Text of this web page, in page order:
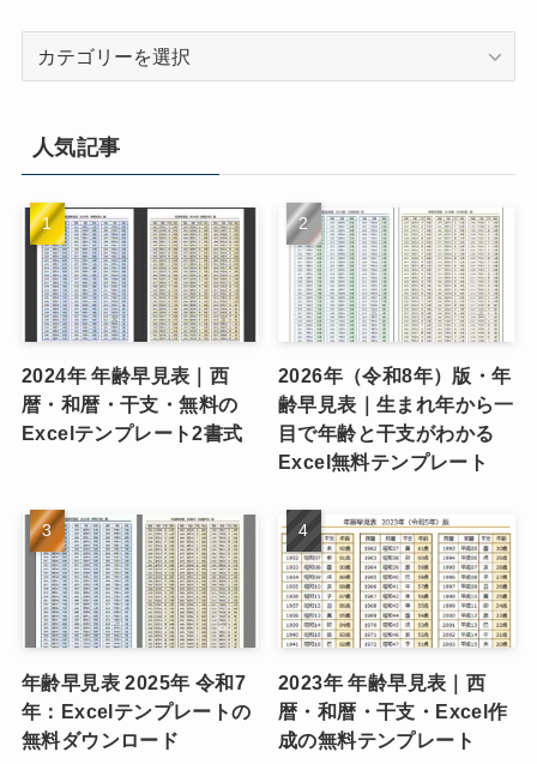
ー
人気記事
2024年 年齢早見表｜西
暦・和暦・干支・無料の
Excelテンプレート2書式
2026年（令和8年）版・年
齢早見表｜生まれ年から一
目で年齢と干支がわかる
Excel無料テンプレート
年齢早見表 2025年 令和7
年：Excelテンプレートの
無料ダウンロード
2023年 年齢早見表｜西
暦・和暦・干支・Excel作
成の無料テンプレート